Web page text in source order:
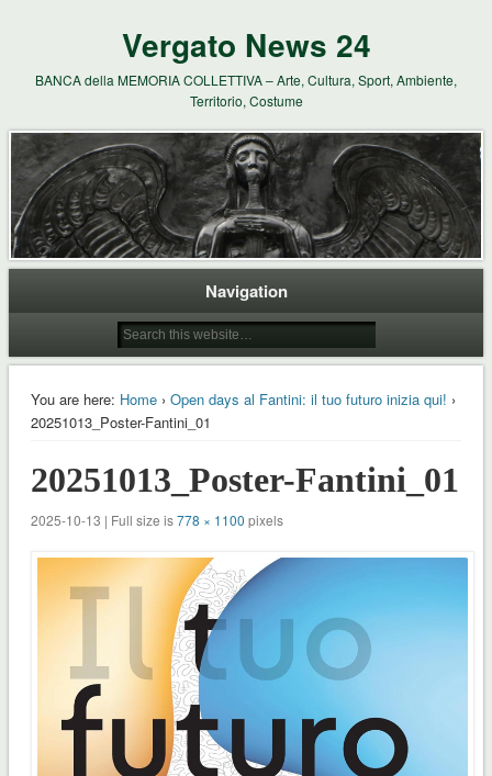
Vergato News 24
BANCA della MEMORIA COLLETTIVA – Arte, Cultura, Sport, Ambiente,
Territorio, Costume
Navigation
You are here: Home› Open days al Fantini: il tuo futuro inizia qui! ›
20251013_Poster-Fantini_01
20251013_Poster-Fantini_01
2025-10-13 | Full size is778 × 1100 pixels